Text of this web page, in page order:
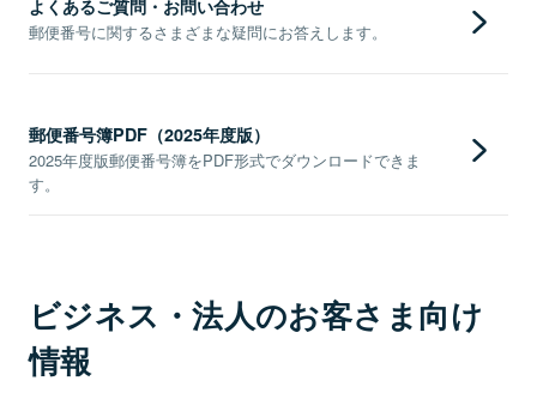
よくあるご質問・お問い合わせ
郵便番号に関するさまざまな疑問にお答えします。
郵便番号簿PDF（2025年度版）
2025年度版郵便番号簿をPDF形式でダウンロードできま
す。
ビジネス・法人のお客さま向け
情報